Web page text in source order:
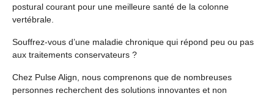
postural courant pour une meilleure santé de la colonne
vertébrale.
Souffrez-vous d’une maladie chronique qui répond peu ou pas
aux traitements conservateurs ?
Chez Pulse Align, nous comprenons que de nombreuses
personnes recherchent des solutions innovantes et non